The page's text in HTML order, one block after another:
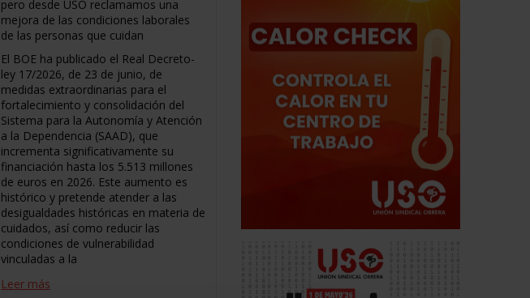
pero desde USO reclamamos una
mejora de las condiciones laborales
de las personas que cuidan
El BOE ha publicado el Real Decreto-
ley 17/2026, de 23 de junio, de
medidas extraordinarias para el
fortalecimiento y consolidación del
Sistema para la Autonomía y Atención
a la Dependencia (SAAD), que
incrementa significativamente su
financiación hasta los 5.513 millones
de euros en 2026. Este aumento es
histórico y pretende atender a las
desigualdades históricas en materia de
cuidados, así como reducir las
condiciones de vulnerabilidad
vinculadas a la
Leer más